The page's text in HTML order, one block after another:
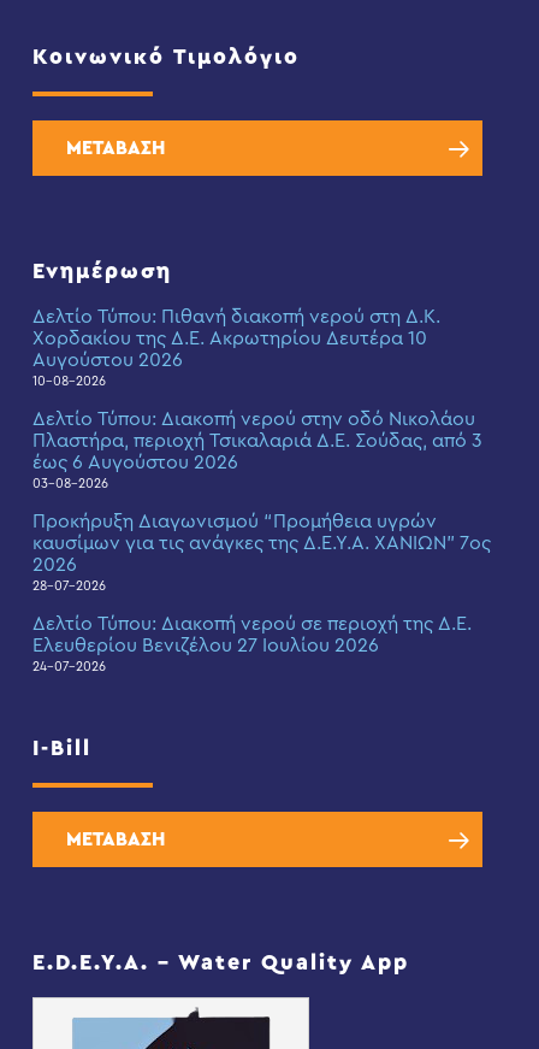
Κοινωνικό Τιμολόγιο
ΜΕΤΑΒΑΣΗ
Ενημέρωση
Δελτίο Τύπου: Πιθανή διακοπή νερού στη Δ.Κ.
Χορδακίου της Δ.Ε. Ακρωτηρίου Δευτέρα 10
Αυγούστου 2026
10-08-2026
Δελτίο Τύπου: Διακοπή νερού στην οδό Νικολάου
Πλαστήρα, περιοχή Τσικαλαριά Δ.Ε. Σούδας, από 3
έως 6 Αυγούστου 2026
03-08-2026
Προκήρυξη Διαγωνισμού “Προμήθεια υγρών
καυσίμων για τις ανάγκες της Δ.Ε.Υ.Α. ΧΑΝΙΩΝ” 7ος
2026
28-07-2026
Δελτίο Τύπου: Διακοπή νερού σε περιοχή της Δ.Ε.
Ελευθερίου Βενιζέλου 27 Ιουλίου 2026
24-07-2026
I-Bill
ΜΕΤΑΒΑΣΗ
E.D.E.Y.A. – Water Quality App